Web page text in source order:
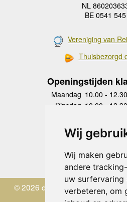
Wij
Wij maken
andere
uw
verbeteren, om
NL
BE 0541
Vereniging van
Thuisbezorgd
Openingstijden
Maandag 10.00 -
Dinsdag 10.00 -
Donderdag
10.00 -
Vrijdag 10.00 -
Zaterdag
Zondag
© 2026 de Zwerver